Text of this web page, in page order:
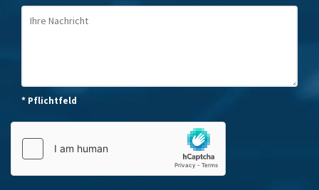
* Pflichtfeld